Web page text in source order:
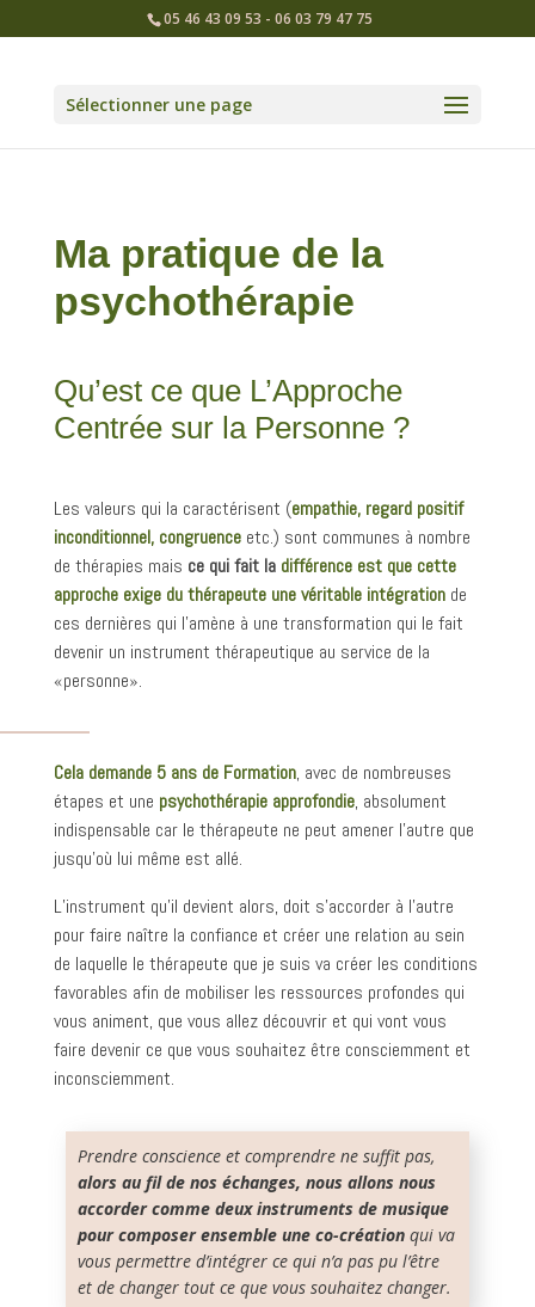
05 46 43 09 53 - 06 03 79 47 75
Sélectionner une page
Ma pratique de la
psychothérapie
Qu’est ce que L’Approche
Centrée sur la Personne ?
Les valeurs qui la caractérisent (empathie, regard positif
inconditionnel, congruenceetc.) sont communes à nombre
de thérapies mais ce qui fait la différence est que cette
approche exige du thérapeute une véritable intégrationde
ces dernières qui l’amène à une transformation qui le fait
devenir un instrument thérapeutique au service de la
«personne».
Cela demande 5 ans de Formation, avec de nombreuses
étapes et une psychothérapie approfondie, absolument
indispensable car le thérapeute ne peut amener l’autre que
jusqu’où lui même est allé.
L’instrument qu’il devient alors, doit s’accorder à l’autre
pour faire naître la confiance et créer une relation au sein
de laquelle le thérapeute que je suis va créer les conditions
favorables afin de mobiliser les ressources profondes qui
vous animent, que vous allez découvrir et qui vont vous
faire devenir ce que vous souhaitez être consciemment et
inconsciemment.
Prendre conscience et comprendre ne suffit pas,
alors au fil de nos échanges, nous allons nous
accorder comme deux instruments de musique
pour composer ensemble une co-créationqui va
vous permettre d’intégrer ce qui n’a pas pu l’être
et de changer tout ce que vous souhaitez changer.